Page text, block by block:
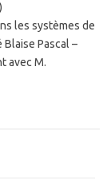
les systèmes de
Pascal –
avec M.